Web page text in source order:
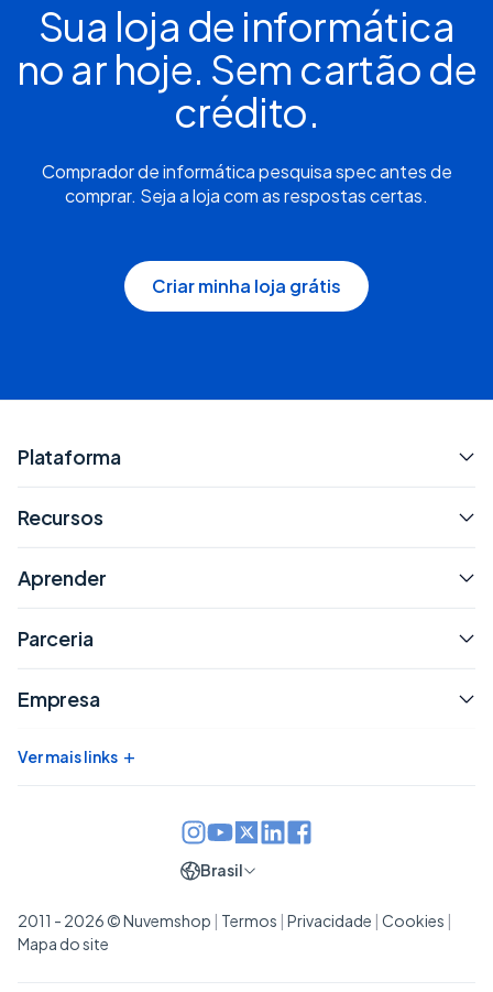
Sua loja de informática
no ar hoje. Sem cartão de
crédito.
Comprador de informática pesquisa spec antes de
comprar. Seja a loja com as respostas certas.
Criar minha loja grátis
Plataforma
Recursos
Aprender
Parceria
Empresa
Ver mais links +
2011 - 2026 © Nuvemshop Termos Privacidade Cookies
Mapa do site
Brasil